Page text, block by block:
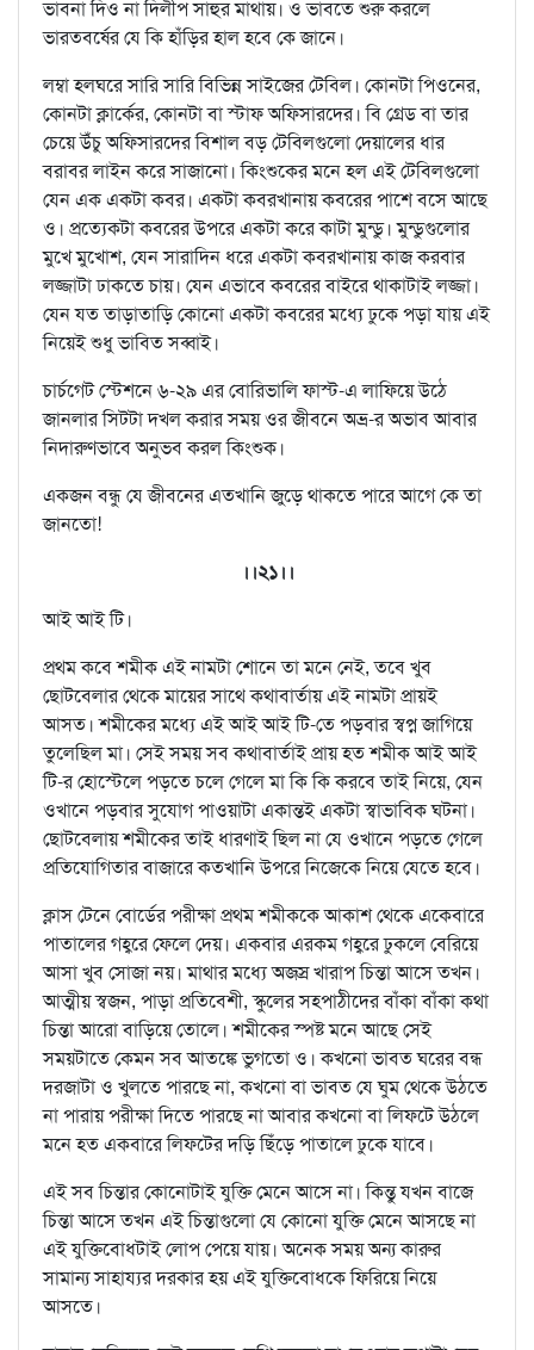
ভাবনা দিও না দিলীপ সাহুর মাথায়। ও ভাবতে শুরু করলে
ভারতবর্ষের যে কি হাঁড়ির হাল হবে কে জানে।
লম্বা হলঘরে সারি সারি বিভিন্ন সাইজের টেবিল। কোনটা পিওনের,
কোনটা ক্লার্কের, কোনটা বা স্টাফ অফিসারদের। বি গ্রেড বা তার
চেয়ে উঁচু অফিসারদের বিশাল বড় টেবিলগুলো দেয়ালের ধার
বরাবর লাইন করে সাজানো। কিংশুকের মনে হল এই টেবিলগুলো
যেন এক একটা কবর। একটা কবরখানায় কবরের পাশে বসে আছে
ও। প্রত্যেকটা কবরের উপরে একটা করে কাটা মুন্ডু। মুন্ডুগুলোর
মুখে মুখোশ, যেন সারাদিন ধরে একটা কবরখানায় কাজ করবার
লজ্জাটা ঢাকতে চায়। যেন এভাবে কবরের বাইরে থাকাটাই লজ্জা।
যেন যত তাড়াতাড়ি কোনো একটা কবরের মধ্যে ঢুকে পড়া যায় এই
নিয়েই শুধু ভাবিত সব্বাই।
চার্চগেট স্টেশনে ৬-২৯ এর বোরিভালি ফাস্ট-এ লাফিয়ে উঠে
জানলার সিটটা দখল করার সময় ওর জীবনে অভ্র-র অভাব আবার
নিদারুণভাবে অনুভব করল কিংশুক।
একজন বন্ধু যে জীবনের এতখানি জুড়ে থাকতে পারে আগে কে তা
জানতো!
।।২১।।
আই আই টি।
প্রথম কবে শমীক এই নামটা শোনে তা মনে নেই, তবে খুব
ছোটবেলার থেকে মায়ের সাথে কথাবার্তায় এই নামটা প্রায়ই
আসত। শমীকের মধ্যে এই আই আই টি-তে পড়বার স্বপ্ন জাগিয়ে
তুলেছিল মা। সেই সময় সব কথাবার্তাই প্রায় হত শমীক আই আই
টি-র হোস্টেলে পড়তে চলে গেলে মা কি কি করবে তাই নিয়ে, যেন
ওখানে পড়বার সুযোগ পাওয়াটা একান্তই একটা স্বাভাবিক ঘটনা।
ছোটবেলায় শমীকের তাই ধারণাই ছিল না যে ওখানে পড়তে গেলে
প্রতিযোগিতার বাজারে কতখানি উপরে নিজেকে নিয়ে যেতে হবে।
ক্লাস টেনে বোর্ডের পরীক্ষা প্রথম শমীককে আকাশ থেকে একেবারে
পাতালের গহ্বরে ফেলে দেয়। একবার এরকম গহ্বরে ঢুকলে বেরিয়ে
আসা খুব সোজা নয়। মাথার মধ্যে অজস্র খারাপ চিন্তা আসে তখন।
আত্মীয় স্বজন, পাড়া প্রতিবেশী, স্কুলের সহপাঠীদের বাঁকা বাঁকা কথা
চিন্তা আরো বাড়িয়ে তোলে। শমীকের স্পষ্ট মনে আছে সেই
সময়টাতে কেমন সব আতঙ্কে ভুগতো ও। কখনো ভাবত ঘরের বন্ধ
দরজাটা ও খুলতে পারছে না, কখনো বা ভাবত যে ঘুম থেকে উঠতে
না পারায় পরীক্ষা দিতে পারছে না আবার কখনো বা লিফটে উঠলে
মনে হত একবারে লিফটের দড়ি ছিঁড়ে পাতালে ঢুকে যাবে।
এই সব চিন্তার কোনোটাই যুক্তি মেনে আসে না। কিন্তু যখন বাজে
চিন্তা আসে তখন এই চিন্তাগুলো যে কোনো যুক্তি মেনে আসছে না
এই যুক্তিবোধটাই লোপ পেয়ে যায়। অনেক সময় অন্য কারুর
সামান্য সাহায্যর দরকার হয় এই যুক্তিবোধকে ফিরিয়ে নিয়ে
আসতে।